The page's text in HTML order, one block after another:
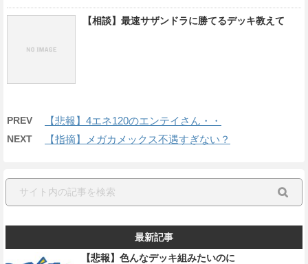
【相談】最速サザンドラに勝てるデッキ教えて
PREV 【悲報】4エネ120のエンテイさん・・
NEXT 【指摘】メガカメックス不遇すぎない？
最新記事
【悲報】色んなデッキ組みたいのに